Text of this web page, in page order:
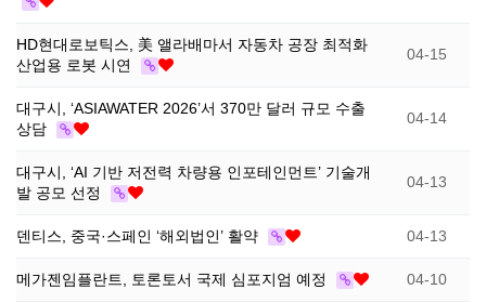
개 지
인
기
HD현대로보틱스, 美 앨라배마서 자동차 공장 최적화
산업용 로봇 시연
04-15
대구시, ‘ASIAWATER 2026’서 370만 달러 규모 수출
상담
04-14
대구시, ‘AI 기반 저전력 차량용 인포테인먼트’ 기술개
발 공모 선정
04-13
덴티스, 중국·스페인 ‘해외법인’ 활약 04-13
메가젠임플란트, 토론토서 국제 심포지엄 예정 04-10